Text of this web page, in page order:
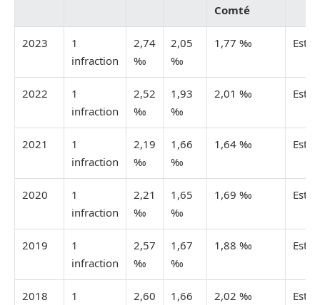
Comté
2023
1
infraction
2,74
‰
2,05
‰
1,77 ‰
2022
1
infraction
2,52
‰
1,93
‰
2,01 ‰
2021
1
infraction
2,19
‰
1,66
‰
1,64 ‰
2020
1
infraction
2,21
‰
1,65
‰
1,69 ‰
2019
1
infraction
2,57
‰
1,67
‰
1,88 ‰
2018
1
2,60
1,66
2,02 ‰